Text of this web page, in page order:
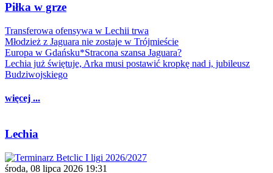
Piłka w grze
Transferowa ofensywa w Lechii trwa
Młodzież z Jaguara nie zostaje w Trójmieście
Europa w Gdańsku*Stracona szansa Jaguara?
Lechia już świętuje, Arka musi postawić kropkę nad i, jubileusz
Budziwojskiego
więcej ...
Lechia
środa, 08 lipca 2026 19:31